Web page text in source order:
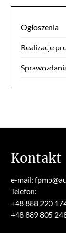
Ogłoszenia
Realizacje
Kontakt
e-mail:
Telefon:
+48 888 220
+48 889 805